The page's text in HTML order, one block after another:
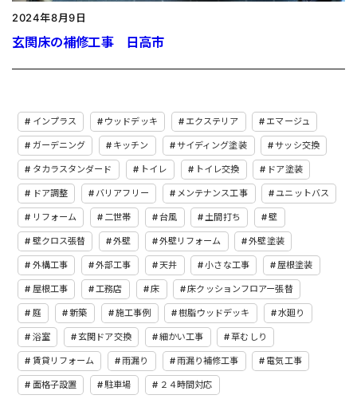
2024年8月9日
玄関床の補修工事 日高市
インプラス ウッドデッキ エクステリア エマージュ
ガーデニング キッチン サイディング塗装 サッシ交換
タカラスタンダード トイレ トイレ交換 ドア塗装
ドア調整 バリアフリー メンテナンス工事 ユニットバス
リフォーム 二世帯 台風 土間打ち 壁
壁クロス張替 外壁 外壁リフォーム 外壁塗装
外構工事 外部工事 天井 小さな工事 屋根塗装
屋根工事 工務店 床 床クッションフロアー張替
庭 新築 施工事例 樹脂ウッドデッキ 水廻り
浴室 玄関ドア交換 細かい工事 草むしり
賃貸リフォーム 雨漏り 雨漏り補修工事 電気工事
面格子設置 駐車場 ２４時間対応